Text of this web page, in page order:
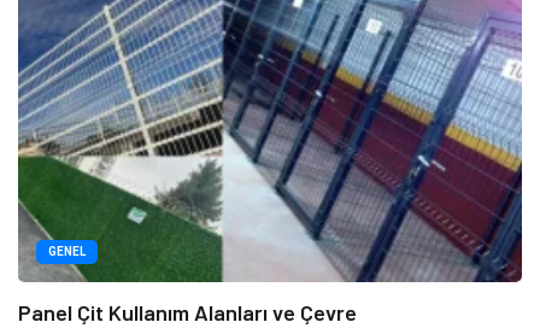
GENEL
Panel Çit Kullanım Alanları ve Çevre